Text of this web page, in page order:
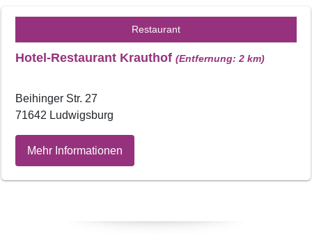
Restaurant
Hotel-Restaurant Krauthof (Entfernung: 2 km)
Beihinger Str. 27
71642 Ludwigsburg
Mehr Informationen